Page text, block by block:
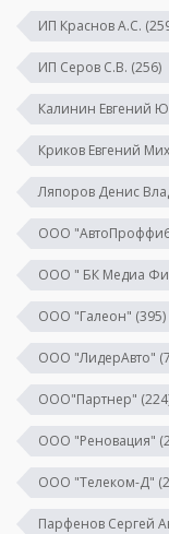
ИП Краснов А.С.
ИП Серов С.В. (256)
Калинин Евгений
Криков Евгений
Ляпоров Денис
ООО
ООО " БК Медиа
ООО "Галеон" (395)
ООО "ЛидерАвто"
ООО"Партнер"
ООО "Реновация"
ООО "Телеком-Д"
Парфенов Сергей